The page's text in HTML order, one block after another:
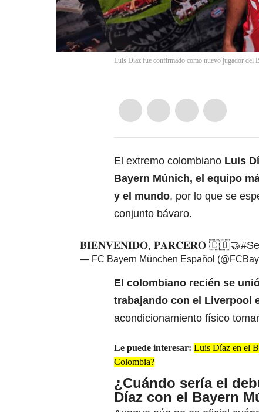
Luis Díaz fue confirmado como nuevo jugador del
El extremo colombiano Luis
Bayern Múnich, el equipo
y el mundo, por lo que se
conjunto bávaro.
𝐁𝐈𝐄𝐍𝐕𝐄𝐍𝐈𝐃𝐎, 𝐏𝐀𝐑𝐂𝐄𝐑𝐎 🇨🇴🤝
— FC Bayern München Español
El colombiano recién se
trabajando con el Liverpool
acondicionamiento físico
Le puede interesar: Luis Díaz en el
Colombia?
¿Cuándo sería el
Díaz con el Bayern